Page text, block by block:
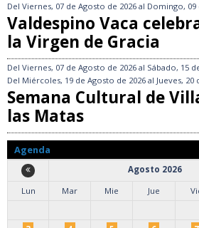
Del Viernes, 07 de Agosto de 2026 al Domingo, 09
Valdespino Vaca
la Virgen de Gracia
Del Viernes, 07 de Agosto de 2026 al Sábado, 15
Del Miércoles, 19 de Agosto de 2026 al Jueves, 20
Semana Cultural de
las Matas
Agenda
Agosto 2026
Lun
Mar Mie Jue